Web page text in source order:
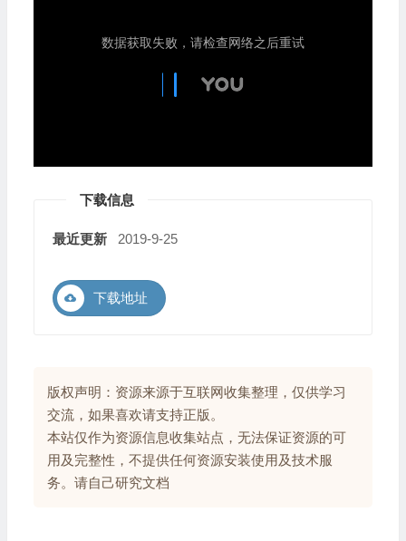
下载信息
最近更新 2019-9-25
下载地址
版权声明：资源来源于互联网收集整理，仅供学习
交流，如果喜欢请支持正版。
本站仅作为资源信息收集站点，无法保证资源的可
用及完整性，不提供任何资源安装使用及技术服
务。请自己研究文档